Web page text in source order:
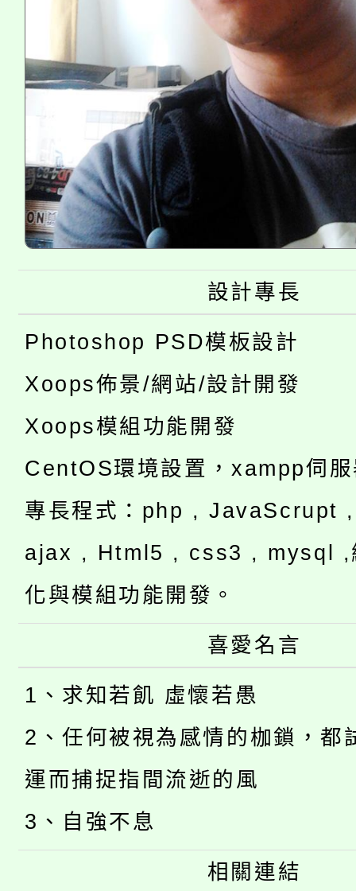
設計專長
Photoshop PSD模板設計
Xoops佈景/網站/設計開發
Xoops模組功能開發
CentOS環境設置，xampp伺
專長程式：php , JavaScrupt
ajax , Html5 , css3 , mysql ,
化與模組功能開發。
喜愛名言
1、求知若飢 虛懷若愚
2、任何被視為感情的枷鎖，都
運而捕捉指間流逝的風
3、自強不息
相關連結